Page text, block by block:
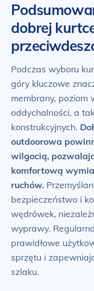
dobrej
Podczas wyboru
góry kluczowe
membrany, poziom
oddychalności, a
konstrukcyjnych.
outdoorowa
wilgocią,
komfortową
ruchów.
bezpieczeństwo i
wędrówek,
wyprawy.
prawidłowe
sprzętu i
szlaku.